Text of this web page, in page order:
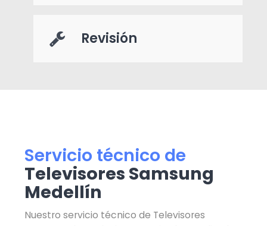
Revisión
Servicio técnico de
Televisores Samsung
Medellín
Nuestro servicio técnico de Televisores